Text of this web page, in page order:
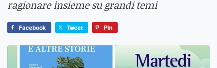
ragionare insieme su grandi temi
Facebook Tweet Pin